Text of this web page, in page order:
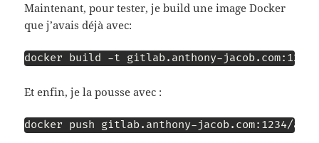
Maintenant, pour tester, je build une image Docker
que j’avais déjà avec:
docker build -t gitlab.anthony-
Et enfin, je la pousse avec :